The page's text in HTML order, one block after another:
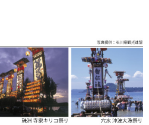
トバンド
ライトに「キラッ」と反射し
トを浴びると、強力な再帰反
分の存在を鮮烈に伝えます。